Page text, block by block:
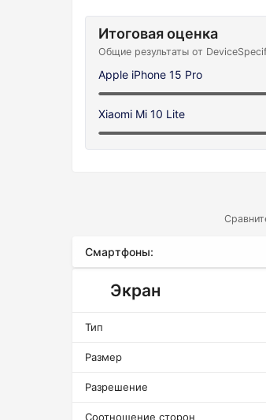
Итоговая оценка
Общие результаты от
Apple iPhone 15 Pro
Xiaomi Mi 10 Lite
Смартфоны:
Экран
Тип
Размер
Разрешение
Соотношение сторон